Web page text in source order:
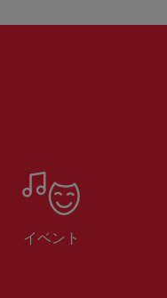
イベント